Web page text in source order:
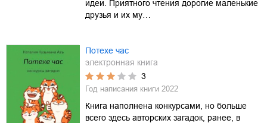
идеи. Приятного чтения дорогие маленькие
друзья и их му…
Потехе час
электронная книга
3
Год написания книги 2022
Книга наполнена конкурсами, но больше
всего здесь авторских загадок, ранее, в